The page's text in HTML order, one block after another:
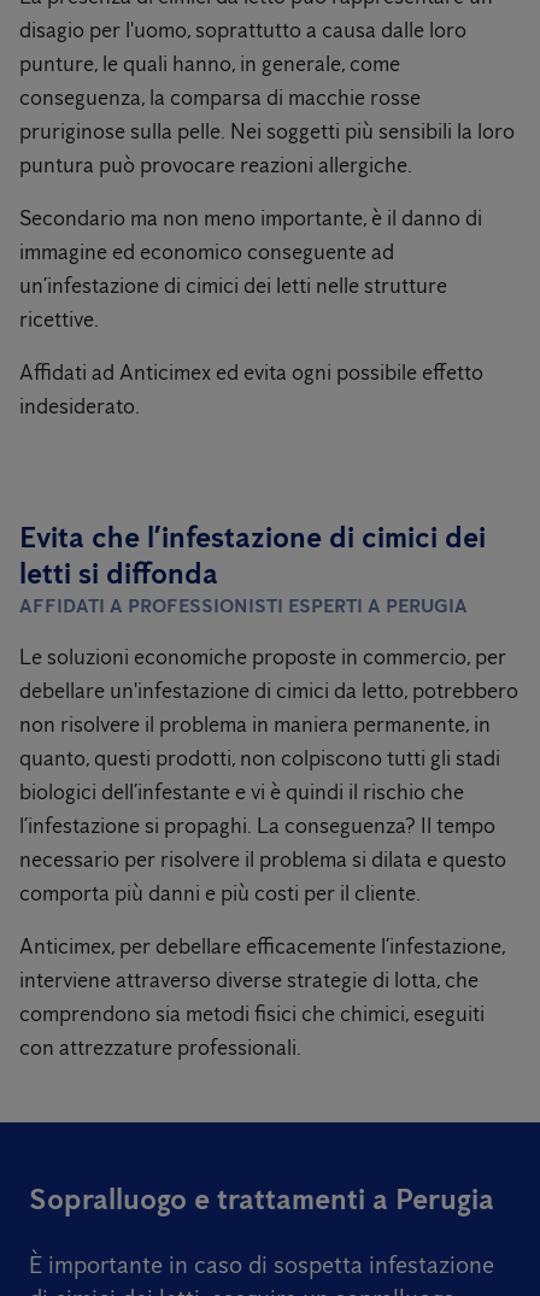
disagio per l'uomo, soprattutto a causa dalle loro
punture, le quali hanno, in generale, come
conseguenza, la comparsa di macchie rosse
pruriginose sulla pelle. Nei soggetti più sensibili la loro
puntura può provocare reazioni allergiche.
Secondario ma non meno importante, è il danno di
immagine ed economico conseguente ad
un’infestazione di cimici dei letti nelle strutture
ricettive.
Affidati ad Anticimex ed evita ogni possibile effetto
indesiderato.
Evita che l’infestazione di cimici dei
letti si diffonda
AFFIDATI A PROFESSIONISTI ESPERTI A PERUGIA
Le soluzioni economiche proposte in commercio, per
debellare un'infestazione di cimici da letto, potrebbero
non risolvere il problema in maniera permanente, in
quanto, questi prodotti, non colpiscono tutti gli stadi
biologici dell’infestante e vi è quindi il rischio che
l’infestazione si propaghi. La conseguenza? Il tempo
necessario per risolvere il problema si dilata e questo
comporta più danni e più costi per il cliente.
Anticimex, per debellare efficacemente l’infestazione,
interviene attraverso diverse strategie di lotta, che
comprendono sia metodi fisici che chimici, eseguiti
con attrezzature professionali.
Sopralluogo e trattamenti a Perugia
È importante in caso di sospetta infestazione